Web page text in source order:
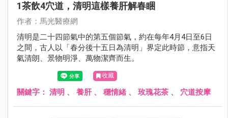
1茶飲4穴道，清明這樣養肝解春睏
作者：馬光醫療網
清明是二十四節氣中的第五個節氣，約在每年4月4日至6日
之間，古人以「春分後十五日為清明」界定此時節，意指天
氣清朗、景物明淨、萬物潔齊而生。
收藏
關鍵字： 清明 、 養肝、 穩情緒 、 玫瑰花茶 、 穴道按摩